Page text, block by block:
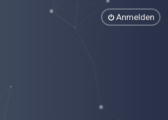
Anmelden